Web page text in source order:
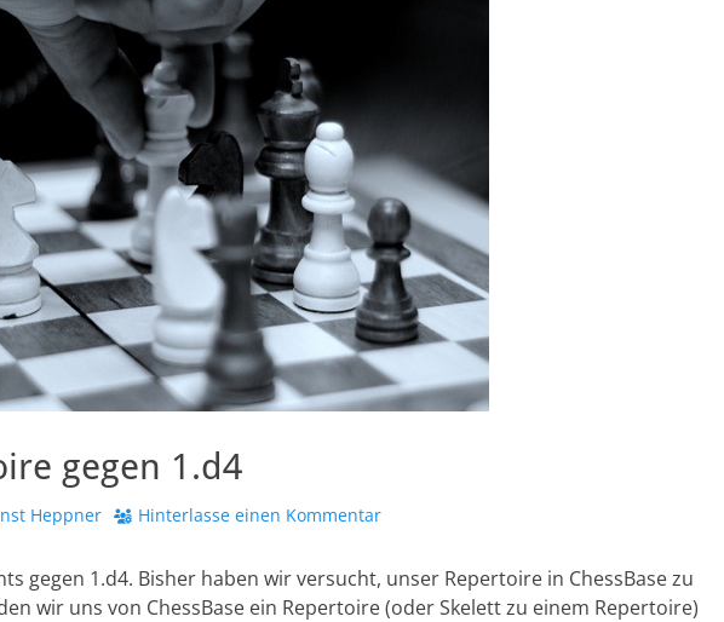
gegen 1.d4
Heppner Hinterlasse einen Kommentar
gegen 1.d4. Bisher haben wir versucht, unser Repertoire in ChessBase zu
wir uns von ChessBase ein Repertoire (oder Skelett zu einem Repertoire)